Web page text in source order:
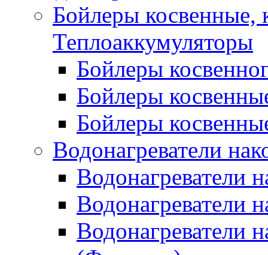
Бойлеры косвенные,
Теплоаккумуляторы
Бойлеры
Бойлеры
Бойлеры
Водонагреватели
Водонагреватели
Водонагреватели
Водонагреватели